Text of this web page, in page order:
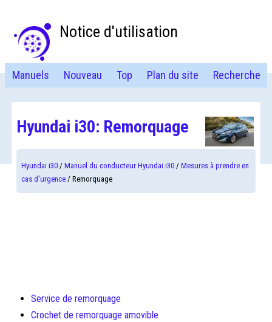
Notice d'utilisation
Manuels Nouveau Top Plan du site Recherche
Hyundai i30: Remorquage
Hyundai i30 /Manuel du conducteur Hyundai i30 /Mesures à prendre en
cas d'urgence / Remorquage
Service de remorquage
Crochet de remorquage amovible